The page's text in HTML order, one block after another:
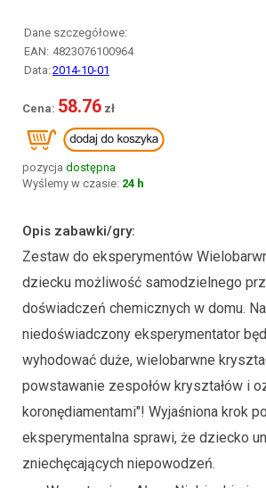
Dane szczegółowe:
EAN: 4823076100964
Data: 2014-10-01
58.76
pozycja dostępna
Wyślemy w czasie: 24 h
Opis zabawki/gry:
Zestaw do eksperymentów
dziecku możliwość samodzielnego
doświadczeń chemicznych w domu.
niedoświadczony eksperymentator
wyhodować duże, wielobarwne
powstawanie zespołów kryształów i
koronędiamentami"! Wyjaśniona krok
eksperymentalna sprawi, że dziecko
zniechęcających niepowodzeń.